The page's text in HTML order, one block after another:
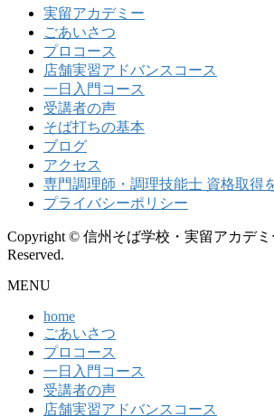
実留アカデミー
ごあいさつ
プロコース
店舗実習アドバンスコース
一日入門コース
受講者の声
そば打ちの基本
ブログ
アクセス
専門調理師・調理技能士 資格取得
プライバシーポリシー
Copyright © 信州そば学校・実留アカデミ
Reserved.
MENU
home
ごあいさつ
プロコース
一日入門コース
受講者の声
店舗実習アドバンスコース